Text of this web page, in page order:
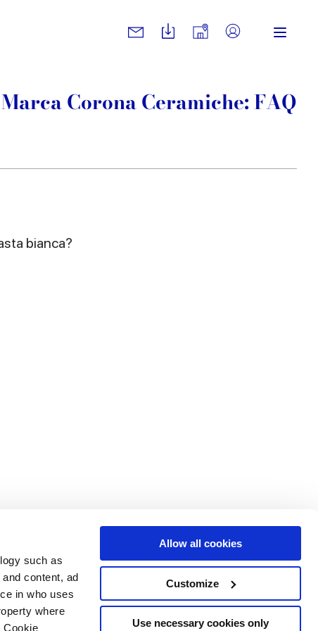
such as
content, ad
in who uses
where
Cookie
Allow all cookies
Customize
Use necessary cookies only
Marca Corona Ceramiche: FAQ
bianca?
vendita
Sitemap html
Area professionisti